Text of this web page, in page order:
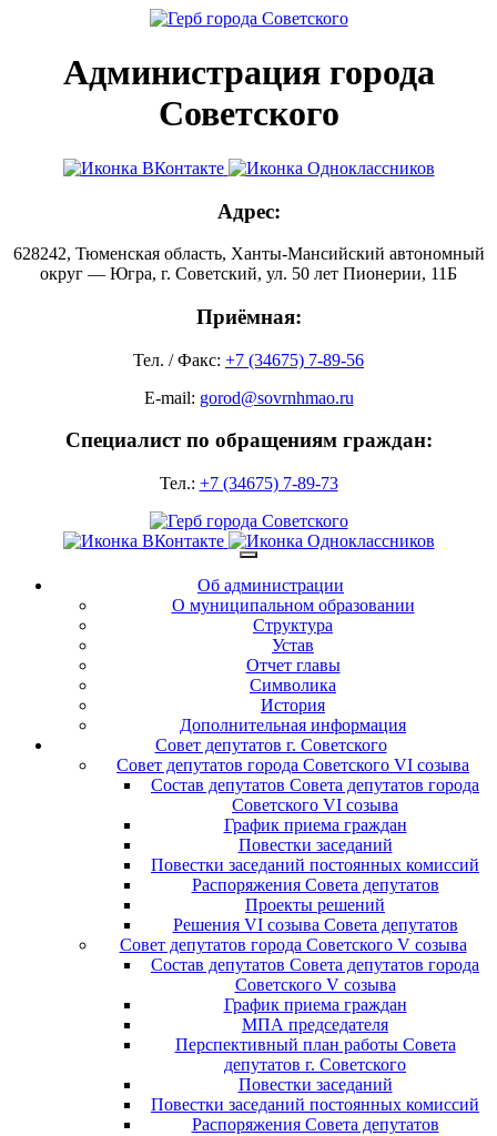
Администрация города
Советского
Адрес:
628242, Тюменская область, Ханты-Мансийский автономный
округ — Югра, г. Советский, ул. 50 лет Пионерии, 11Б
Приёмная:
Тел. / Факс: +7 (34675) 7-89-56
E-mail: gorod@sovrnhmao.ru
Специалист по обращениям граждан:
Тел.: +7 (34675) 7-89-73
Об администрации
О муниципальном образовании
Структура
Устав
Отчет главы
Символика
История
Дополнительная информация
Совет депутатов г. Советского
Совет депутатов города Советского VI созыва
Состав депутатов Совета депутатов города
Советского VI созыва
График приема граждан
Повестки заседаний
Повестки заседаний постоянных комиссий
Распоряжения Совета депутатов
Проекты решений
Решения VI созыва Совета депутатов
Совет депутатов города Советского V созыва
Состав депутатов Совета депутатов города
Советского V созыва
График приема граждан
МПА председателя
Перспективный план работы Совета
депутатов г. Советского
Повестки заседаний
Повестки заседаний постоянных комиссий
Распоряжения Совета депутатов